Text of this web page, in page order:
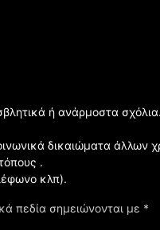
πεδία σημειώνονται με *
ή ανάρμοστα
δικαιώματα άλλων
.
κλπ).